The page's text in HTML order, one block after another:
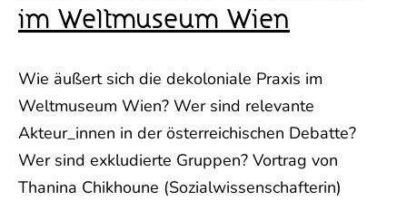
im Weltmuseum Wien
Wie äußert sich die dekoloniale Praxis im
Weltmuseum Wien? Wer sind relevante
Akteur_innen in der österreichischen Debatte?
Wer sind exkludierte Gruppen? Vortrag von
Thanina Chikhoune (Sozialwissenschafterin)